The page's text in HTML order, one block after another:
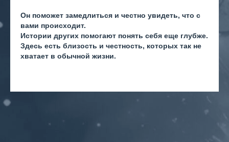
Он поможет замедлиться и честно увидеть, что с
вами происходит.
Истории других помогают понять себя еще глубже.
Здесь есть близость и честность, которых так не
хватает в обычной жизни.